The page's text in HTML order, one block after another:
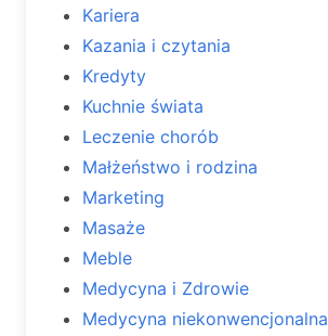
Kariera
Kazania i czytania
Kredyty
Kuchnie świata
Leczenie chorób
Małżeństwo i rodzina
Marketing
Masaże
Meble
Medycyna i Zdrowie
Medycyna niekonwencjonalna